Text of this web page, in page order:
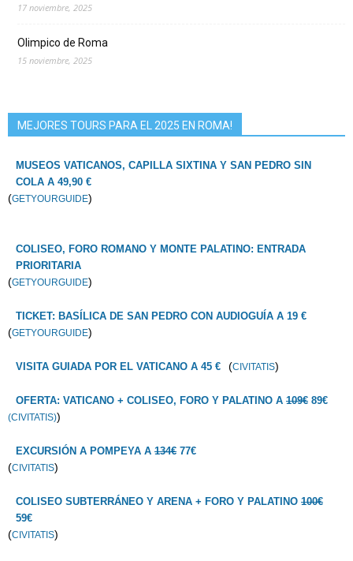
17 noviembre, 2025
Olimpico de Roma
15 noviembre, 2025
MEJORES TOURS PARA EL 2025 EN ROMA!
MUSEOS VATICANOS, CAPILLA SIXTINA Y SAN PEDRO SIN
COLA A 49,90 €
(GETYOURGUIDE)
COLISEO, FORO ROMANO Y MONTE PALATINO: ENTRADA
PRIORITARIA
(GETYOURGUIDE)
TICKET: BASÍLICA DE SAN PEDRO CON AUDIOGUÍA A 19 €
(GETYOURGUIDE)
VISITA GUIADA POR EL VATICANO A 45 € (CIVITATIS)
OFERTA: VATICANO + COLISEO, FORO Y PALATINO A 109€ 89€
(CIVITATIS))
EXCURSIÓN A POMPEYA A 134€ 77€
(CIVITATIS)
COLISEO SUBTERRÁNEO Y ARENA + FORO Y PALATINO 100€
59€
(CIVITATIS)